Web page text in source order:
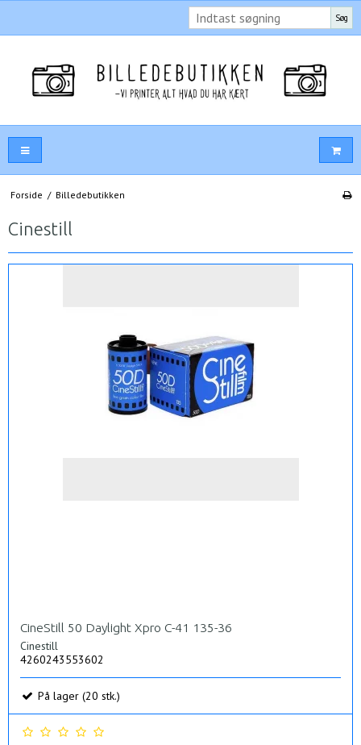
Søg
Forside / Billedebutikken
Cinestill
CineStill 50 Daylight Xpro C-41 135-36
Cinestill
4260243553602
På lager (20 stk.)